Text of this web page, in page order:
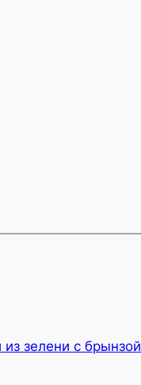
зелени с брынзой